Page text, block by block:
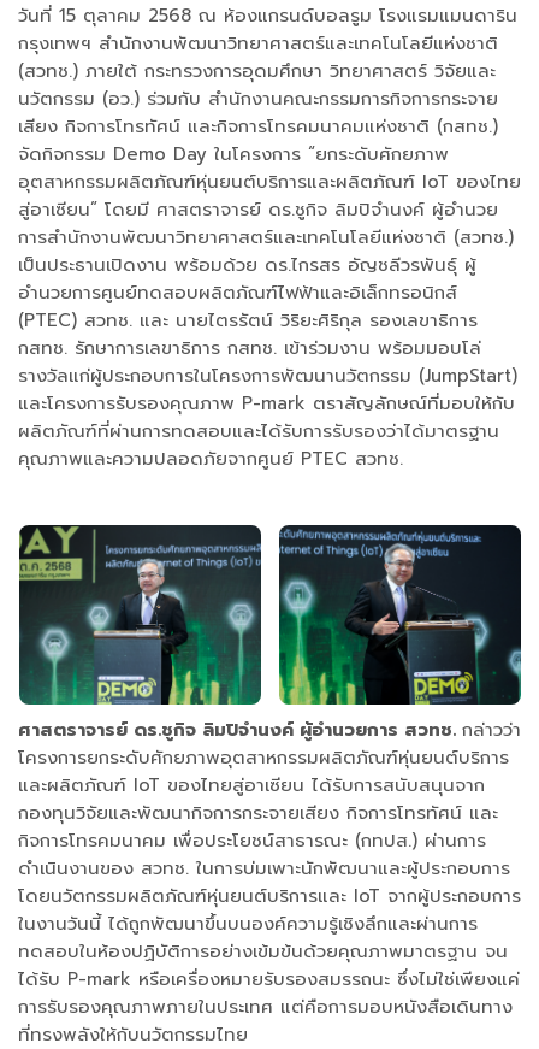
วันที่ 15 ตุลาคม 2568 ณ ห้องแกรนด์บอลรูม โรงแรมแมนดาริน
กรุงเทพฯ สำนักงานพัฒนาวิทยาศาสตร์และเทคโนโลยีแห่งชาติ
(สวทช.) ภายใต้ กระทรวงการอุดมศึกษา วิทยาศาสตร์ วิจัยและ
นวัตกรรม (อว.) ร่วมกับ สำนักงานคณะกรรมการกิจการกระจาย
เสียง กิจการโทรทัศน์ และกิจการโทรคมนาคมแห่งชาติ (กสทช.)
จัดกิจกรรม Demo Day ในโครงการ “ยกระดับศักยภาพ
อุตสาหกรรมผลิตภัณฑ์หุ่นยนต์บริการและผลิตภัณฑ์ IoT ของไทย
สู่อาเซียน” โดยมี ศาสตราจารย์ ดร.ชูกิจ ลิมปิจำนงค์ ผู้อำนวย
การสำนักงานพัฒนาวิทยาศาสตร์และเทคโนโลยีแห่งชาติ (สวทช.)
เป็นประธานเปิดงาน พร้อมด้วย ดร.ไกรสร อัญชลีวรพันธุ์ ผู้
อำนวยการศูนย์ทดสอบผลิตภัณฑ์ไฟฟ้าและอิเล็กทรอนิกส์
(PTEC) สวทช. และ นายไตรรัตน์ วิริยะศิริกุล รองเลขาธิการ
กสทช. รักษาการเลขาธิการ กสทช. เข้าร่วมงาน พร้อมมอบโล่
รางวัลแก่ผู้ประกอบการในโครงการพัฒนานวัตกรรม (JumpStart)
และโครงการรับรองคุณภาพ P-mark ตราสัญลักษณ์ที่มอบให้กับ
ผลิตภัณฑ์ที่ผ่านการทดสอบและได้รับการรับรองว่าได้มาตรฐาน
คุณภาพและความปลอดภัยจากศูนย์ PTEC สวทช.
ศาสตราจารย์ ดร.ชูกิจ ลิมปิจำนงค์ ผู้อำนวยการ สวทช. กล่าวว่า
โครงการยกระดับศักยภาพอุตสาหกรรมผลิตภัณฑ์หุ่นยนต์บริการ
และผลิตภัณฑ์ IoT ของไทยสู่อาเซียน ได้รับการสนับสนุนจาก
กองทุนวิจัยและพัฒนากิจการกระจายเสียง กิจการโทรทัศน์ และ
กิจการโทรคมนาคม เพื่อประโยชน์สาธารณะ (กทปส.) ผ่านการ
ดำเนินงานของ สวทช. ในการบ่มเพาะนักพัฒนาและผู้ประกอบการ
โดยนวัตกรรมผลิตภัณฑ์หุ่นยนต์บริการและ IoT จากผู้ประกอบการ
ในงานวันนี้ ได้ถูกพัฒนาขึ้นบนองค์ความรู้เชิงลึกและผ่านการ
ทดสอบในห้องปฏิบัติการอย่างเข้มข้นด้วยคุณภาพมาตรฐาน จน
ได้รับ P-mark หรือเครื่องหมายรับรองสมรรถนะ ซึ่งไม่ใช่เพียงแค่
การรับรองคุณภาพภายในประเทศ แต่คือการมอบหนังสือเดินทาง
ที่ทรงพลังให้กับนวัตกรรมไทย